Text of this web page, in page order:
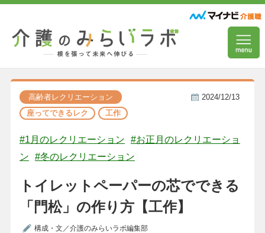
高齢者レクリエーション
座ってできるレク
工作
2024/12/13
#1月のレクリエーション
#お正月のレクリエーショ
ン
#冬のレクリエーション
トイレットペーパーの芯でできる
「門松」の作り方【工作】
構成・文／介護のみらいラボ編集部